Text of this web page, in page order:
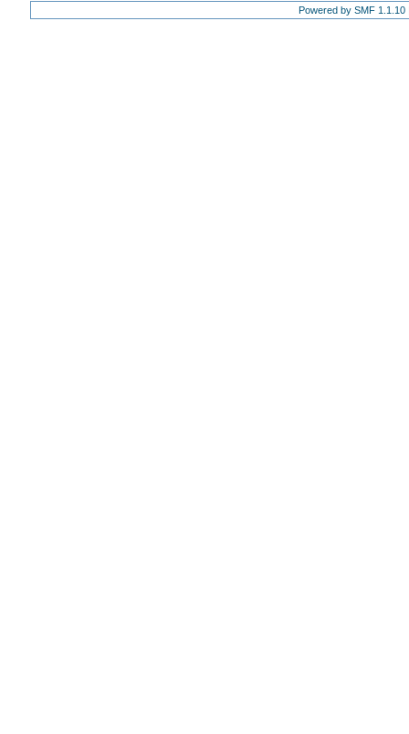
Powered by SMF 1.1.10